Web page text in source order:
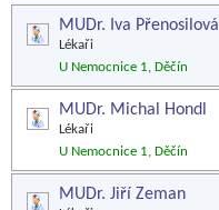
MUDr. Iva Přenosilová
Lékaři
U Nemocnice 1, Děčín
MUDr. Michal Hondl
Lékaři
U Nemocnice 1, Děčín
MUDr. Jiří Zeman